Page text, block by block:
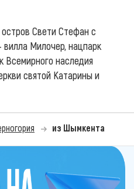
Свети Стефан с
Милочер, нацпарк
Всемирного наследия
святой Катарины и
из Шымкента